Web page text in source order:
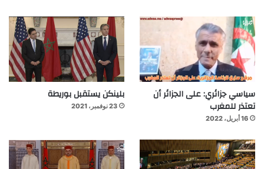
سياسي جزائري: على الجزائر أن
تعتذر للمغرب
16 أبريل، 2022
بلينكن يستقبل بوريطة
23 نوفمبر، 2021